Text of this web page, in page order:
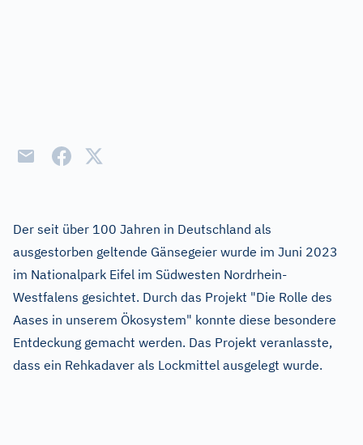
Der seit über 100 Jahren in Deutschland als
ausgestorben geltende Gänsegeier wurde im Juni 2023
im Nationalpark Eifel im Südwesten Nordrhein-
Westfalens gesichtet. Durch das Projekt "Die Rolle des
Aases in unserem Ökosystem" konnte diese besondere
Entdeckung gemacht werden. Das Projekt veranlasste,
dass ein Rehkadaver als Lockmittel ausgelegt wurde.